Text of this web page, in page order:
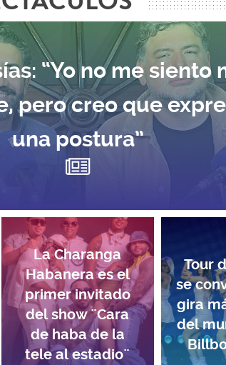
“Yo no me siento
pero creo que
una postura”
La Charanga
Habanera es el
primer invitado
del show ¨Cara
de haba de la
tele al estadio¨
Tour
se
gira
del